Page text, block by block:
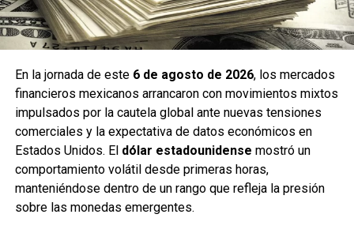
–José María Morelos— 33°C / sensación térmica 39°C
Conclusión: El calor será el principal protagonista del día,
por lo que se recomienda mantenerse hidratado, evitar la
exposición prolongada al sol y tomar precauciones en
actividades laborales y recreativas.
Fuente: 5to Poder Agencia de Noticias
Recibe las noticias al instante
En la jornada de este 6 de agosto de 2026, los mercados
financieros mexicanos arrancaron con movimientos mixtos
impulsados por la cautela global ante nuevas tensiones
comerciales y la expectativa de datos económicos en
Estados Unidos. El dólar estadounidense mostró un
comportamiento volátil desde primeras horas,
manteniéndose dentro de un rango que refleja la presión
sobre las monedas emergentes.